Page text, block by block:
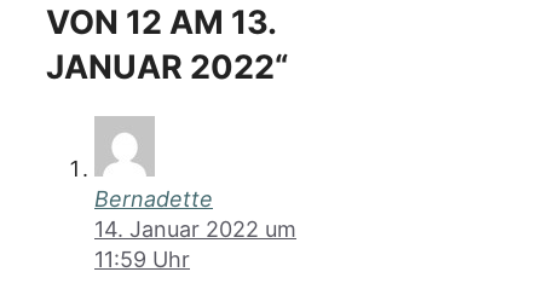
VON 12 AM 13.
JANUAR 2022“
Bernadette
14. Januar 2022 um
11:59 Uhr